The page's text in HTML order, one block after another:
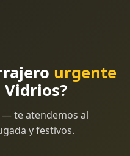
urgente
Vidrios?
te atendemos al
y festivos.